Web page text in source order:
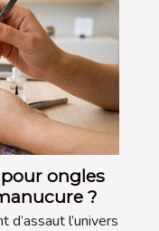
ongles
?
l’univers